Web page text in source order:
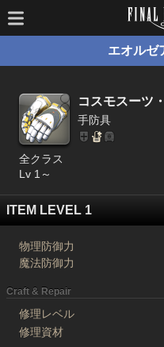
エオルゼ
コスモスーツ
手防具
全クラス
Lv 1～
ITEM LEVEL 1
物理防御力
魔法防御力
Craft & Repair
修理レベル
修理資材